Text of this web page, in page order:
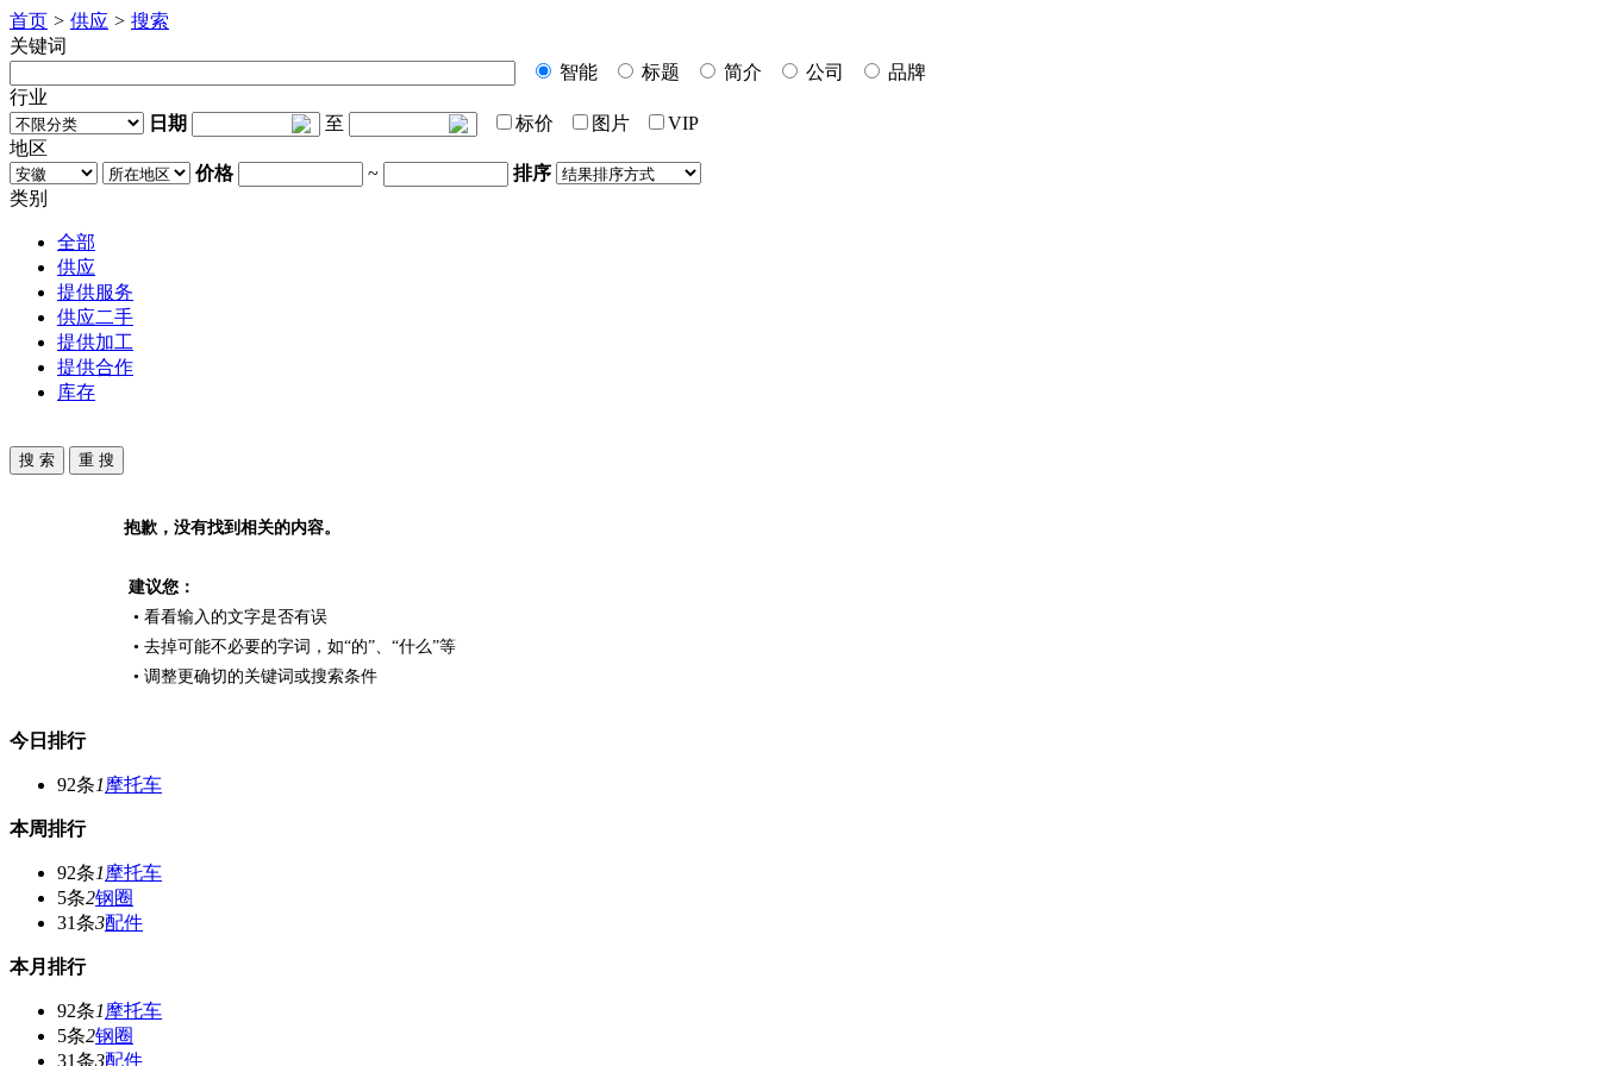
首页 > 供应 > 搜索
关键词
智能
标题 简介 公司
品牌
行业
日期
至 标价 图片
VIP
地区
价格
~
排序
类别
全部
供应
提供服务
供应二手
提供加工
提供合作
库存
抱歉，没有找到相关的内容。
建议您：
• 看看输入的文字是否有误
• 去掉可能不必要的字词，如“的”、“什么”等
• 调整更确切的关键词或搜索条件
今日排行
92条1 摩托车
本周排行
92条1 摩托车
5条2钢圈
31条3配件
本月排行
92条1 摩托车
5条2钢圈
31条3配件